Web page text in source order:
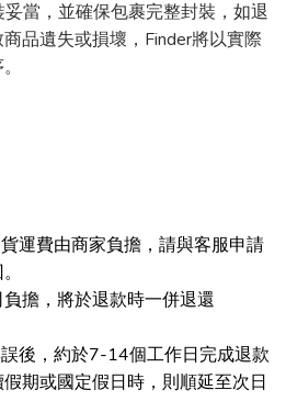
當，並確保包裹完整封裝，如退
品遺失或損壞，Finder將以實際
運費由商家負擔，請與客服申請
擔，將於退款時一併退還
後，約於7-14個工作日完成退款
期或國定假日時，則順延至次日